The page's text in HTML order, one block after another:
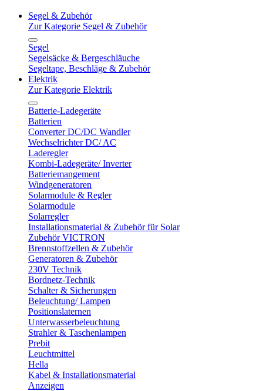
Segel & Zubehör
Zur Kategorie Segel & Zubehör
Segel
Segelsäcke & Bergeschläuche
Segeltape, Beschläge & Zubehör
Elektrik
Zur Kategorie Elektrik
Batterie-Ladegeräte
Batterien
Converter DC/DC Wandler
Wechselrichter DC/ AC
Laderegler
Kombi-Ladegeräte/ Inverter
Batteriemangement
Windgeneratoren
Solarmodule & Regler
Solarmodule
Solarregler
Installationsmaterial & Zubehör für Solar
Zubehör VICTRON
Brennstoffzellen & Zubehör
Generatoren & Zubehör
230V Technik
Bordnetz-Technik
Schalter & Sicherungen
Beleuchtung/ Lampen
Positionslaternen
Unterwasserbeleuchtung
Strahler & Taschenlampen
Prebit
Leuchtmittel
Hella
Kabel & Installationsmaterial
Anzeigen